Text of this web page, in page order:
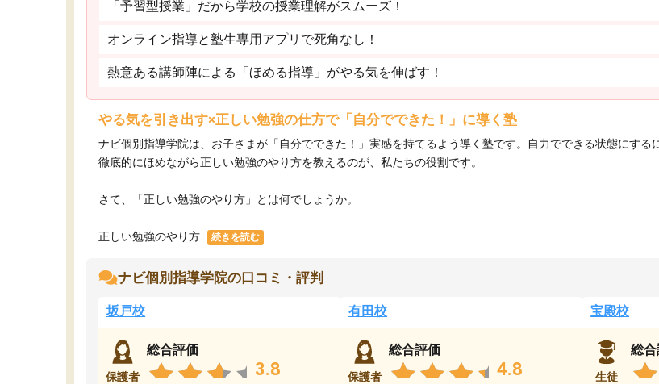
「予習型授業」だから学校の授業理解がスムーズ！
オンライン指導と塾生専用アプリで死角なし！
熱意ある講師陣による「ほめる指導」がやる気を伸ばす！
やる気を引き出す×正しい勉強の仕方で「自分でできた！」に導く塾
ナビ個別指導学院は、お子さまが「自分でできた！」実感を持てるよう導く塾です。自力でできる状態にする
徹底的にほめながら正しい勉強のやり方を教えるのが、私たちの役割です。
さて、「正しい勉強のやり方」とは何でしょうか。
正しい勉強のやり方... 続きを読む
ナビ個別指導学院の口コミ・評判
坂戸校
保護者
総合評価
3.8
有田校
保護者
総合評価
4.8
宝殿校
生徒
総